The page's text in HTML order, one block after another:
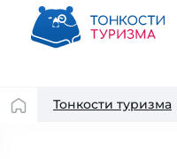
Тонкости туризма